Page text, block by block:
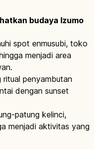
budaya Izumo
spot enmusubi, toko
menjadi area
ritual penyambutan
dengan sunset
patung kelinci,
menjadi aktivitas yang